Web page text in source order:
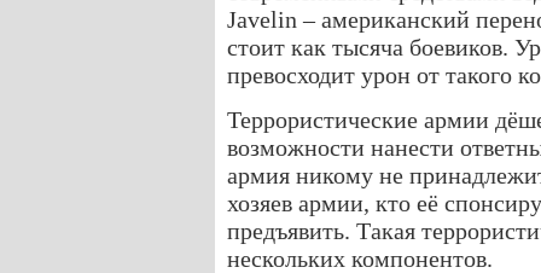
Javelin – американский
стоит как тысяча боевиков.
превосходит урон от такого
Террористические армии
возможности нанести
армия никому не
хозяев армии, кто её
предъявить. Такая
нескольких компонентов.